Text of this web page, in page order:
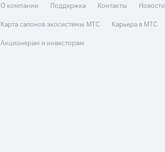
О компании Поддержка Контакты Новости
Карта салонов экосистемы МТС
Карьера в МТС
Акционерам и инвесторам